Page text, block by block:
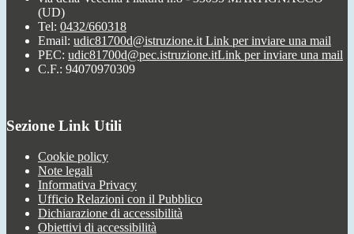
(UD)
Tel: 0432/660318
Email: udic81700d@istruzione.it Link per inviare una mail
PEC: udic81700d@pec.istruzione.itLink per inviare una mail
C.F.: 94070970309
Sezione Link Utili
Cookie policy
Note legali
Informativa Privacy
Ufficio Relazioni con il Pubblico
Dichiarazione di accessibilità
Obiettivi di accessibilità